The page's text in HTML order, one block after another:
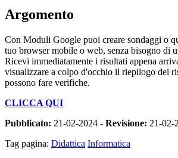
Argomento
Con Moduli Google puoi creare sondaggi o
tuo browser mobile o web, senza bisogno di
Ricevi immediatamente i risultati appena
visualizzare a colpo d'occhio il riepilogo dei
possono fare verifiche.
CLICCA QUI
Pubblicato: 21-02-2024 - Revisione: 21-02-
Tag pagina: Didattica Informatica